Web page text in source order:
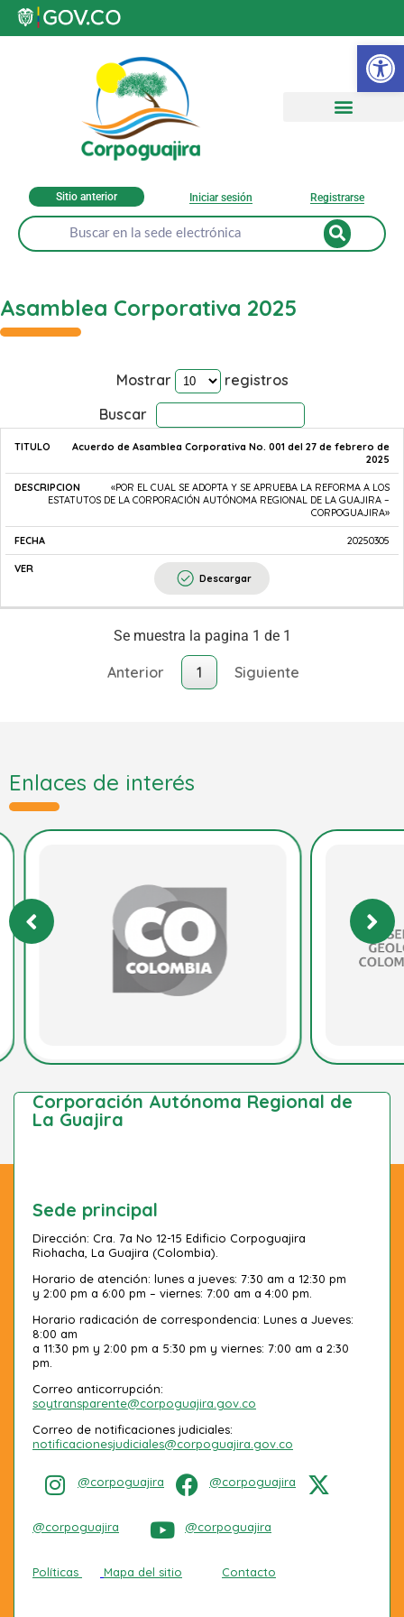
Sitio anterior Iniciar sesión Registrarse
Asamblea Corporativa 2025
Mostrar
registros
Buscar
TITULO DESCRIPCION FECHA
Acuerdo de Asamblea Corporativa No. 001 del 27 de febrero de
2025
«POR EL CUAL SE ADOPTA Y SE APRUEBA LA REFORMA A LOS
ESTATUTOS DE LA CORPORACIÓN AUTÓNOMA REGIONAL DE LA GUAJIRA –
CORPOGUAJIRA»
20250305
Descargar
Se muestra la pagina 1 de 1
Anterior 1 Siguiente
Enlaces de interés
Corporación Autónoma Regional de
La Guajira
Sede principal
Dirección: Cra. 7a No 12-15 Edificio Corpoguajira
Riohacha, La Guajira (Colombia).
Horario de atención: lunes a jueves: 7:30 am a 12:30 pm
y 2:00 pm a 6:00 pm – viernes: 7:00 am a 4:00 pm.
Horario radicación de correspondencia: Lunes a Jueves:
8:00 am
a 11:30 pm y 2:00 pm a 5:30 pm y viernes: 7:00 am a 2:30
pm.
Correo anticorrupción:
soytransparente@corpoguajira.gov.co
Correo de notificaciones judiciales:
notificacionesjudiciales@corpoguajira.gov.co
@corpoguajira @corpoguajira
@corpoguajira @corpoguajira
Políticas Mapa del sitio Contacto